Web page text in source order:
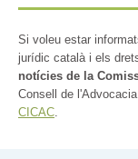
Si voleu estar
jurídic català i els
notícies de la
Consell de
CICAC.